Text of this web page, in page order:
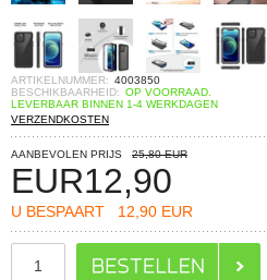
ARTIKELNUMMER: 4003850
BESCHIKBAARHEID: OP VOORRAAD.
LEVERBAAR BINNEN 1-4 WERKDAGEN
VERZENDKOSTEN
AANBEVOLEN PRIJS 25,80 EUR
EUR12,90
U BESPAART 12,90 EUR